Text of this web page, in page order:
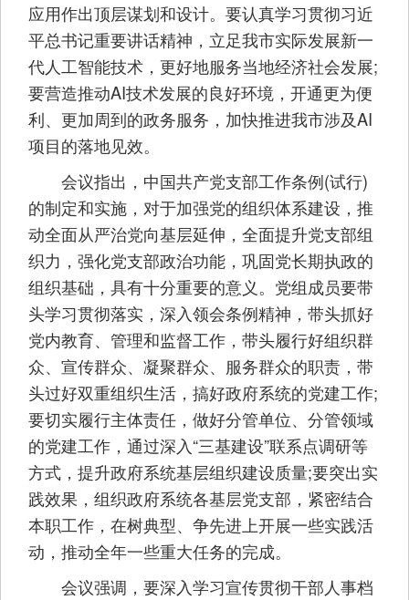
应用作出顶层谋划和设计。要认真学习贯彻习近
平总书记重要讲话精神，立足我市实际发展新一
代人工智能技术，更好地服务当地经济社会发展;
要营造推动AI技术发展的良好环境，开通更为便
利、更加周到的政务服务，加快推进我市涉及AI
项目的落地见效。
会议指出，中国共产党支部工作条例(试行)
的制定和实施，对于加强党的组织体系建设，推
动全面从严治党向基层延伸，全面提升党支部组
织力，强化党支部政治功能，巩固党长期执政的
组织基础，具有十分重要的意义。党组成员要带
头学习贯彻落实，深入领会条例精神，带头抓好
党内教育、管理和监督工作，带头履行好组织群
众、宣传群众、凝聚群众、服务群众的职责，带
头过好双重组织生活，搞好政府系统的党建工作;
要切实履行主体责任，做好分管单位、分管领域
的党建工作，通过深入“三基建设”联系点调研等
方式，提升政府系统基层组织建设质量;要突出实
践效果，组织政府系统各基层党支部，紧密结合
本职工作，在树典型、争先进上开展一些实践活
动，推动全年一些重大任务的完成。
会议强调，要深入学习宣传贯彻干部人事档